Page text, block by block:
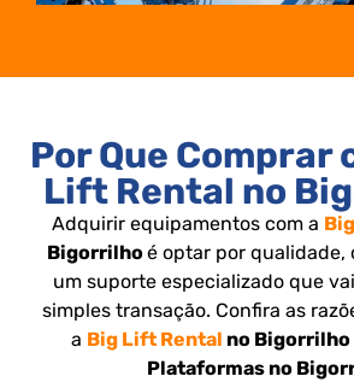
Por Que Comprar
Lift Rental no
Adquirir equipamentos com a
Bigorrilhoé optar por qualidade,
um suporte especializado que
simples transação. Confira as
a Big Lift Rental no Bigorrilho
Plataformas no